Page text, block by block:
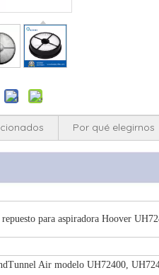
Por qué elegirnos
para aspiradora Hoover
Air modelo UH72400,